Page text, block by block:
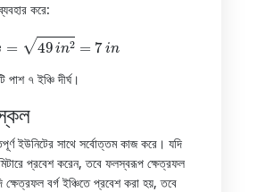
করে:
49in2=
পাশ ৭ ইঞ্চি দীর্ঘ।
ইউনিটের সাথে সর্বোত্তম কাজ করে। যদি
প্রবেশ করেন, তবে ফলস্বরূপ ক্ষেত্রফল
ক্ষেত্রফল বর্গ ইঞ্চিতে প্রবেশ করা হয়, তবে